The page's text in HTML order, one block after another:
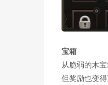
宝箱
从脆弱的木
但奖励也变